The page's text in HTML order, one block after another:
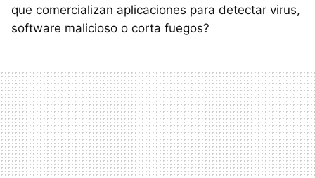
que comercializan aplicaciones para detectar virus,
software malicioso o corta fuegos?